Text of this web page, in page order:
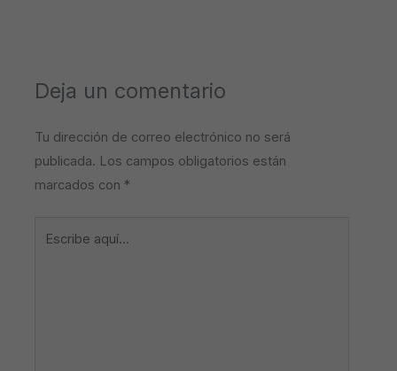
Deja un comentario
Tu dirección de correo electrónico no será
publicada. Los campos obligatorios están
marcados con *